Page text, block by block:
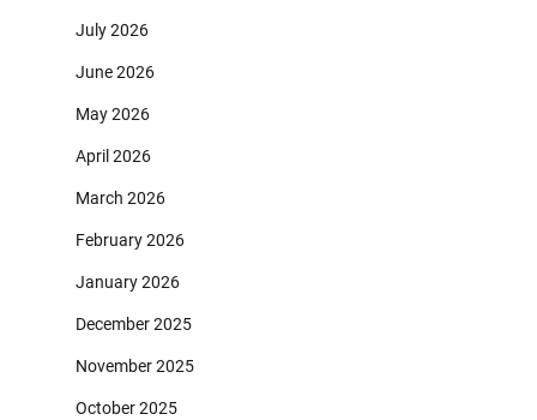
July 2026
June 2026
May 2026
April 2026
March 2026
February 2026
January 2026
December 2025
November 2025
October 2025